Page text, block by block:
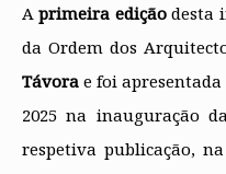
Aprimeira ediçãod​esta
da Ordem dos
Távorae foi
2025 na inauguração
respetiva publicação,